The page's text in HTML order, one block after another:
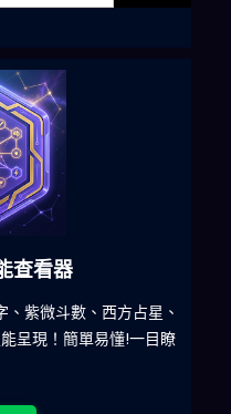
查看器
紫微斗數、西方占星、
呈現！簡單易懂!一目瞭